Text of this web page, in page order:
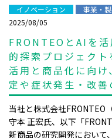
イノベーション
事業・
2025/08/05
FRONTEOとAIを
的探索プロジェク
活用と商品化に向
定や症状発生・改
当社と株式会社FRONTEO
守本 正宏氏、以下「
新商品の研究開発において